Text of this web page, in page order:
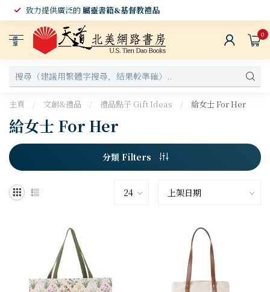
致力提供廣泛的屬靈書籍&基督教禮品
選
單
0
主頁 / 文創&禮品 / 禮品點子 Gift Ideas / 給女士 For Her
給女士 For Her
分類 Filters